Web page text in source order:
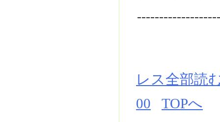
レス全部読
00
TOPへ